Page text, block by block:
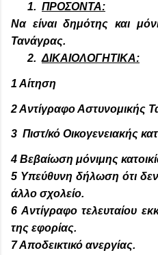
1. ΠΡΟΣΟΝΤΑ:
Να είναι δημότης και
Τανάγρας.
2. ΔΙΚΑΙΟΛΟΓΗΤΙΚΑ:
1 Αίτηση
2 Αντίγραφο Αστυνομικής
3 Πιστ/κό Οικογενειακής
4 Βεβαίωση μόνιμης
5 Υπεύθυνη δήλωση ότι
άλλο σχολείο.
6 Αντίγραφο τελευταίου
της εφορίας.
7 Αποδεικτικό ανεργίας.